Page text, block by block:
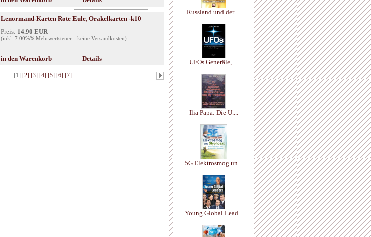
Lenormand-Karten Rote Eule, Orakelkarten -k10
Preis: 14.90 EUR
(inkl. 7.00%% Mehrwertsteuer - keine Versandkosten)
in den Warenkorb Details
[1] [2] [3] [4] [5] [6] [7]
Russland und der ...
UFOs Generäle, ...
Ilia Papa: Die U....
5G Elektrosmog un...
Young Global Lead...